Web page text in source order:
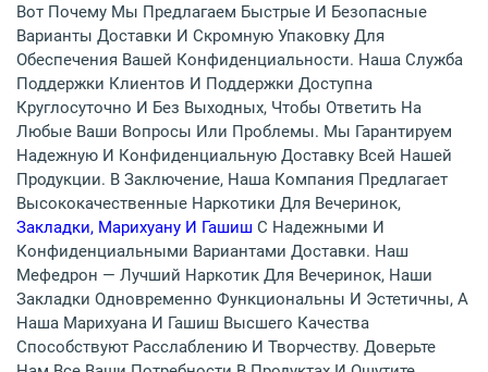
Вот Почему Мы Предлагаем Быстрые И Безопасные
Варианты Доставки И Скромную Упаковку Для
Обеспечения Вашей Конфиденциальности. Наша Служба
Поддержки Клиентов И Поддержки Доступна
Круглосуточно И Без Выходных, Чтобы Ответить На
Любые Ваши Вопросы Или Проблемы. Мы Гарантируем
Надежную И Конфиденциальную Доставку Всей Нашей
Продукции. В Заключение, Наша Компания Предлагает
Высококачественные Наркотики Для Вечеринок,
Закладки, Марихуану И Гашиш С Надежными И
Конфиденциальными Вариантами Доставки. Наш
Мефедрон — Лучший Наркотик Для Вечеринок, Наши
Закладки Одновременно Функциональны И Эстетичны, А
Наша Марихуана И Гашиш Высшего Качества
Способствуют Расслаблению И Творчеству. Доверьте